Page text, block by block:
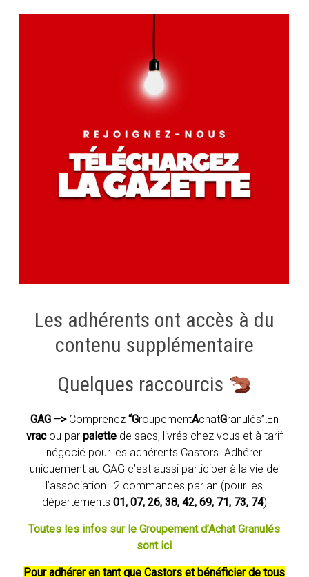
Les adhérents ont accès à du
contenu supplémentaire
Quelques raccourcis
GAG –> Comprenez “GroupementAchatGranulés”.En
vracou par palettede sacs, livrés chez vous et à tarif
négocié pour les adhérents Castors. Adhérer
uniquement au GAG c’est aussi participer à la vie de
l’association ! 2 commandes par an (pour les
départements 01, 07, 26, 38, 42, 69, 71, 73, 74)
Toutes les infos sur le Groupement d’Achat Granulés
sont ici
Pour adhérer en tant que Castors et bénéficier de tous